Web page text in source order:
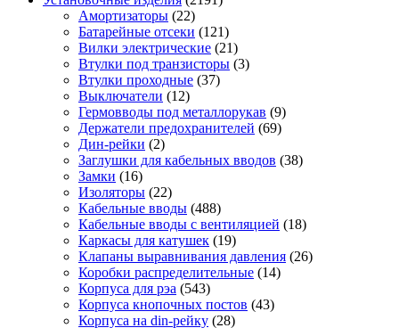
Амортизаторы (22)
Батарейные отсеки (121)
Вилки электрические (21)
Втулки под транзисторы (3)
Втулки проходные (37)
Выключатели (12)
Гермовводы под металлорукав (9)
Держатели предохранителей (69)
Дин-рейки (2)
Заглушки для кабельных вводов (38)
Замки (16)
Изоляторы (22)
Кабельные вводы (488)
Кабельные вводы с вентиляцией (18)
Каркасы для катушек (19)
Клапаны выравнивания давления (26)
Коробки распределительные (14)
Корпуса для рэа (543)
Корпуса кнопочных постов (43)
Корпуса на din-рейку (28)